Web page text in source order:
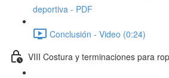
deportiva - PDF
Conclusión - Video (0:24)
VIII Costura y terminaciones para